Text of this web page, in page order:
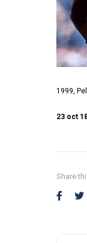
1999,
23 oct
Share